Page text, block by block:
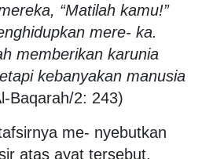
“Matilah kamu!”
mere- ka.
memberikan karunia
kebanyakan manusia
Baqarah/2: 243)
me- nyebutkan
atas ayat tersebut.